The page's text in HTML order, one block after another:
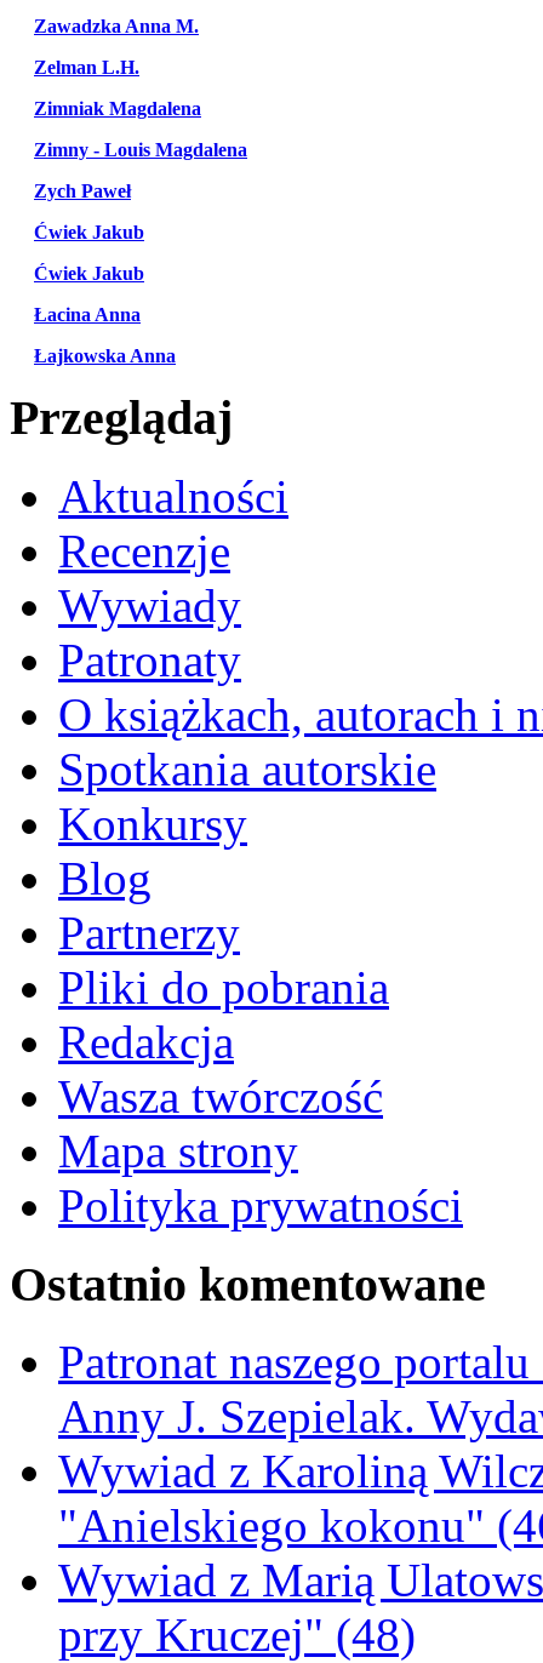
Zawadzka Anna M.
Zelman L.H.
Zimniak Magdalena
Zimny - Louis Magdalena
Zych Paweł
Ćwiek Jakub
Ćwiek Jakub
Łacina Anna
Łajkowska Anna
Przeglądaj
Aktualności
Recenzje
Wywiady
Patronaty
O książkach, autorach i
Spotkania autorskie
Konkursy
Blog
Partnerzy
Pliki do pobrania
Redakcja
Wasza twórczość
Mapa strony
Polityka prywatności
Ostatnio komentowane
Patronat naszego
Anny J. Szepielak.
Wywiad z Karoliną
"Anielskiego kokonu"
Wywiad z Marią
przy Kruczej" (48)